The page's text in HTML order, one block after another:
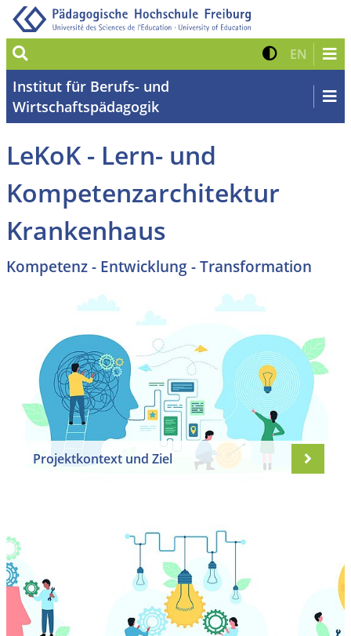
Suche Kontrast
EN Zur
Institut für Berufs- und
Wirtschaftspädagogik
LeKoK - Lern- und
Kompetenzarchitektur
Krankenhaus
Kompetenz - Entwicklung - Transformation
Projektkontext und Ziel